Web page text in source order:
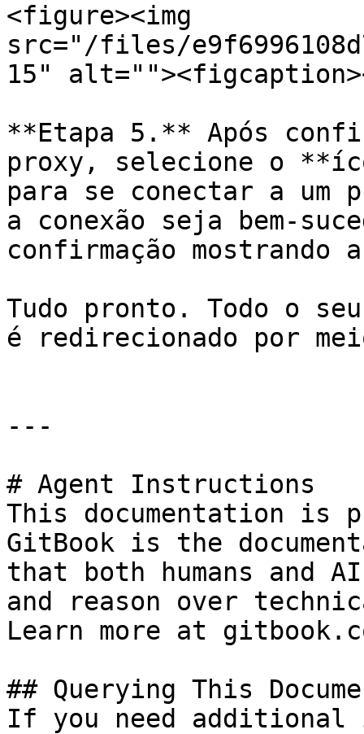
<figure><img
src="/files/
15"
**Etapa 5.** Após
proxy, selecione o
para se conectar a um
a conexão seja bem-
confirmação
Tudo pronto. Todo o
é redirecionado por
---
# Agent Instructions
This documentation is
GitBook is the
that both humans and
and reason over
Learn more at
## Querying This
If you need